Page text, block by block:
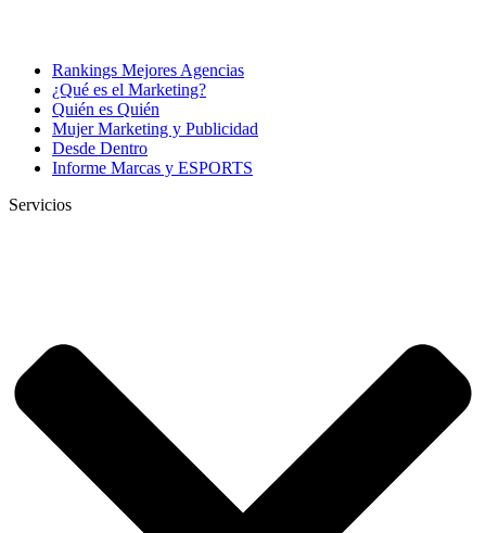
Rankings Mejores Agencias
¿Qué es el Marketing?
Quién es Quién
Mujer Marketing y Publicidad
Desde Dentro
Informe Marcas y ESPORTS
Servicios